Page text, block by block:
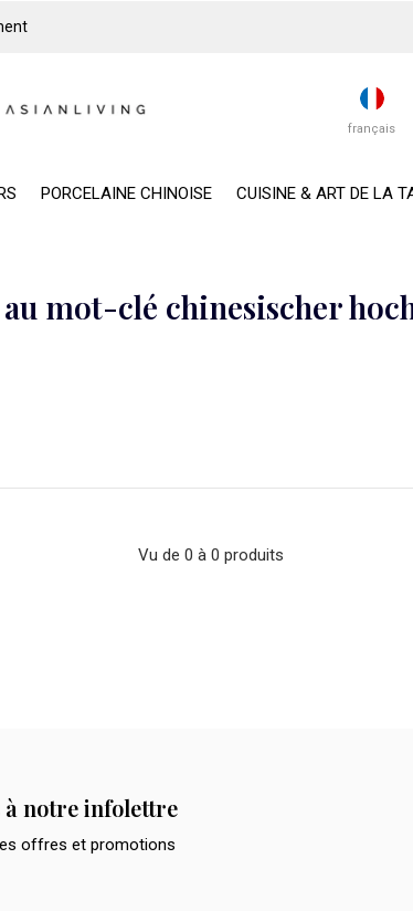
PORCELAINE CHINOISE CUISINE & ART DE LA
français
mot-clé chinesischer
Vu de 0 à 0 produits
à notre infolettre
offres et promotions